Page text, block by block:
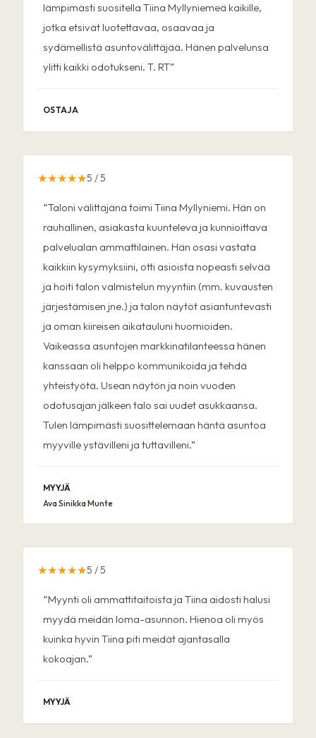
lämpimästi suositella Tiina Myllyniemeä kaikille,
jotka etsivät luotettavaa, osaavaa ja
sydämellistä asuntovälittäjää. Hänen palvelunsa
ylitti kaikki odotukseni. T. RT”
OSTAJA
★★★★★5 / 5
“Taloni välittäjänä toimi Tiina Myllyniemi. Hän on
rauhallinen, asiakasta kuunteleva ja kunnioittava
palvelualan ammattilainen. Hän osasi vastata
kaikkiin kysymyksiini, otti asioista nopeasti selvää
ja hoiti talon valmistelun myyntiin (mm. kuvausten
järjestämisen jne.) ja talon näytöt asiantuntevasti
ja oman kiireisen aikatauluni huomioiden.
Vaikeassa asuntojen markkinatilanteessa hänen
kanssaan oli helppo kommunikoida ja tehdä
yhteistyötä. Usean näytön ja noin vuoden
odotusajan jälkeen talo sai uudet asukkaansa.
Tulen lämpimästi suosittelemaan häntä asuntoa
myyville ystävilleni ja tuttavilleni.”
MYYJÄ
Ava Sinikka Munte
★★★★★5 / 5
“Myynti oli ammattitaitoista ja Tiina aidosti halusi
myydä meidän loma-asunnon. Hienoa oli myös
kuinka hyvin Tiina piti meidät ajantasalla
kokoajan.”
MYYJÄ